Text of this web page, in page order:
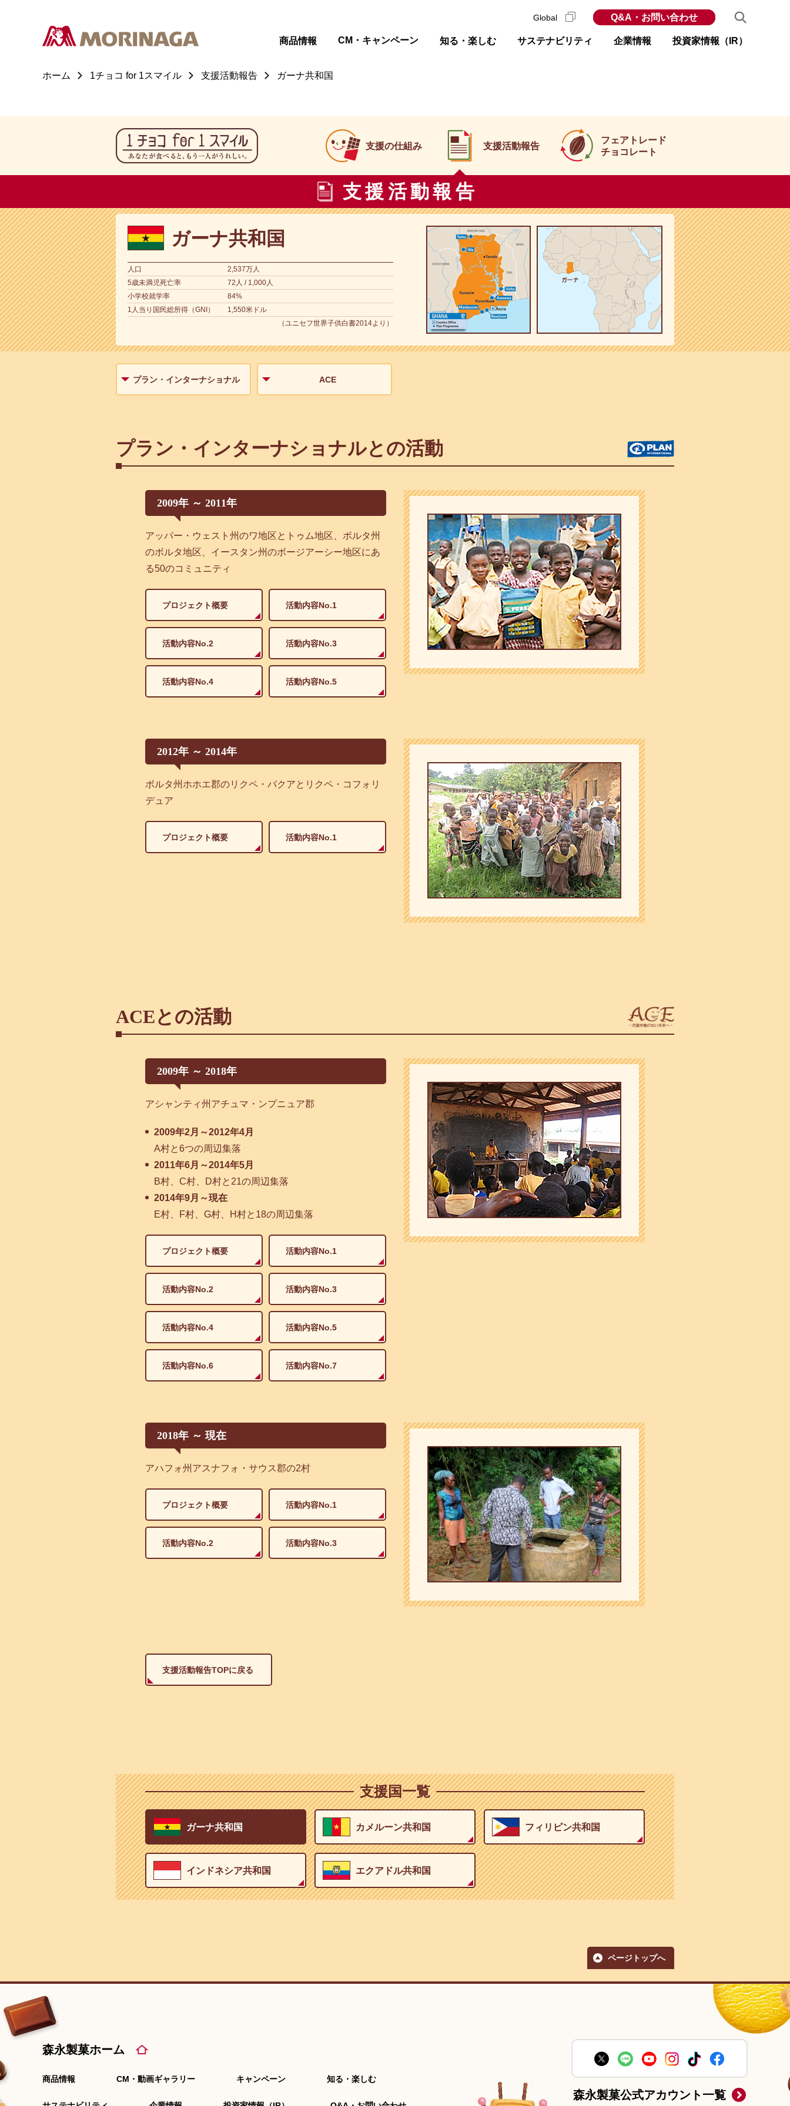
商品情報 CM・キャンペーン 知る・楽しむ サステナビリティ 企業情報 投資家情報（IR）
Global Q&A・お問い合わせ
ホーム 1チョコ for 1スマイル 支援活動報告 ガーナ共和国
支援の仕組み 支援活動報告
フェアトレード
チョコレート
支援活動報告
ガーナ共和国
人口
2,537万人
5歳未満児死亡率
72人 / 1,000人
小学校就学率
84%
1人当り国民総所得（GNI）
1,550米ドル
（ユニセフ世界子供白書2014より）
プラン・インターナショナル ACE
プラン・インターナショナルとの活動
2009年 ～ 2011年
アッパー・ウェスト州のワ地区とトゥム地区、ボルタ州
のボルタ地区、イースタン州のボージアーシー地区にあ
る50のコミュニティ
プロジェクト概要 活動内容No.1
活動内容No.2 活動内容No.3
活動内容No.4 活動内容No.5
2012年 ～ 2014年
ボルタ州ホホエ郡のリクペ・バクアとリクペ・コフォリ
デュア
プロジェクト概要 活動内容No.1
ACEとの活動
2009年 ～ 2018年
アシャンティ州アチュマ・ンプニュア郡
2009年2月～2012年4月
A村と6つの周辺集落
2011年6月～2014年5月
B村、C村、D村と21の周辺集落
2014年9月～現在
E村、F村、G村、H村と18の周辺集落
プロジェクト概要 活動内容No.1
活動内容No.2 活動内容No.3
活動内容No.4 活動内容No.5
活動内容No.6 活動内容No.7
2018年 ～ 現在
アハフォ州アスナフォ・サウス郡の2村​
プロジェクト概要 活動内容No.1
活動内容No.2 活動内容No.3
支援活動報告TOPに戻る
支援国一覧
ガーナ共和国 カメルーン共和国 フィリピン共和国
インドネシア共和国 エクアドル共和国
ページトップへ
森永製菓ホーム
商品情報 CM・動画ギャラリー キャンペーン 知る・楽しむ
森永製菓公式アカウント一覧